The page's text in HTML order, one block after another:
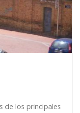
de los principales